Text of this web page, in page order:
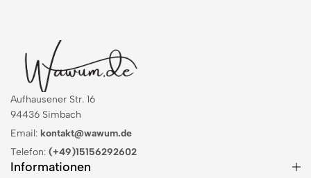
Aufhausener Str. 16
94436 Simbach
Email: kontakt@wawum.de
Telefon: (+49)15156292602
Informationen